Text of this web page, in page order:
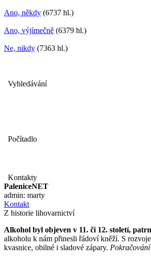
Ano, někdy (6737 hl.)
Ano, výjímečně (6379 hl.)
Ne, nikdy (7363 hl.)
Vyhledávání
Počítadlo
Kontakty
PaleniceNET
admin: marty
Kontakt
Z historie lihovarnictví
Alkohol byl objeven v 11. či 12. století,
alkoholu k nám přinesli řádoví kněží. S
kvasnice, obilné i sladové zápary.